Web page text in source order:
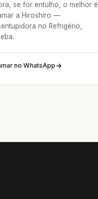
se for entulho, o melhor é
a Hiroshiro —
no Refrigério,
no WhatsApp